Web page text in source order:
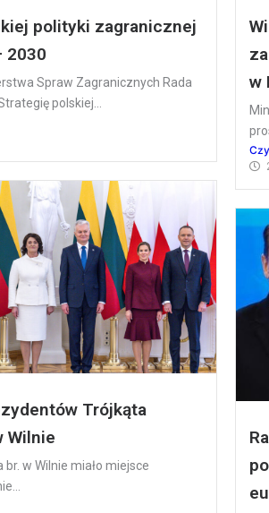
polityki zagranicznej
2030
Spraw Zagranicznych Rada
polskiej...
w
Trójkąta
Wilnie
w Wilnie miało miejsce